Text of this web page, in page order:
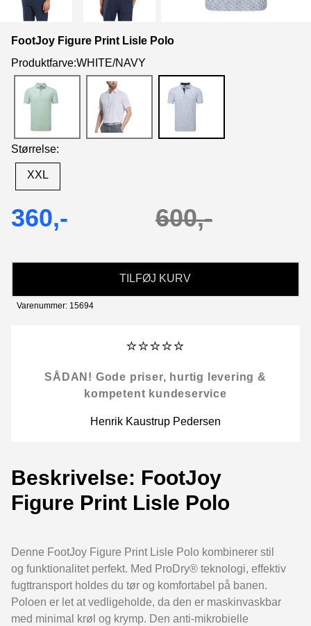
FootJoy Figure Print Lisle Polo
Produktfarve:WHITE/NAVY
Størrelse:
XXL
360,- 600,-
TILFØJ KURV
Varenummer: 15694
⭐⭐⭐⭐⭐
SÅDAN! Gode priser, hurtig levering &
kompetent kundeservice
Henrik Kaustrup Pedersen
Beskrivelse: FootJoy
Figure Print Lisle Polo
Denne FootJoy Figure Print Lisle Polo kombinerer stil
og funktionalitet perfekt. Med ProDry® teknologi, effektiv
fugttransport holdes du tør og komfortabel på banen.
Poloen er let at vedligeholde, da den er maskinvaskbar
med minimal krøl og krymp. Den anti-mikrobielle